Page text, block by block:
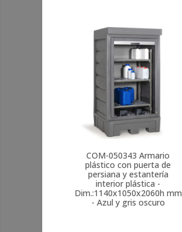
COM-050343 Armario
plástico con puerta de
persiana y estantería
interior plástica -
Dim.:1140x1050x2060h mm
- Azul y gris oscuro